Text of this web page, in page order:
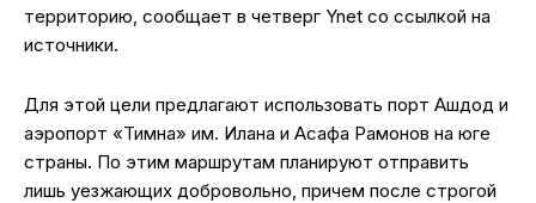
территорию, сообщает в четверг Ynet со ссылкой на
источники.
Для этой цели предлагают использовать порт Ашдод и
аэропорт «Тимна» им. Илана и Асафа Рамонов на юге
страны. По этим маршрутам планируют отправить
лишь уезжающих добровольно, причем после строгой